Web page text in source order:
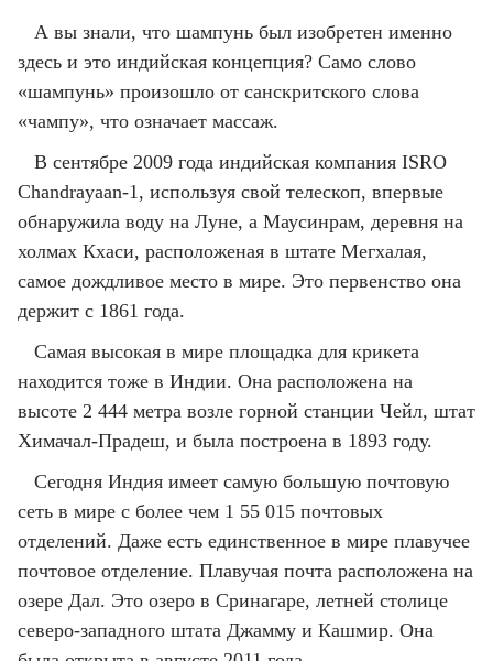
А вы знали, что шампунь был изобретен именно
здесь и это индийская концепция? Само слово
«шампунь» произошло от санскритского слова
«чампу», что означает массаж.
В сентябре 2009 года индийская компания ISRO
Chandrayaan-1, используя свой телескоп, впервые
обнаружила воду на Луне, а Маусинрам, деревня на
холмах Кхаси, расположеная в штате Мегхалая,
самое дождливое место в мире. Это первенство она
держит с 1861 года.
Самая высокая в мире площадка для крикета
находится тоже в Индии. Она расположена на
высоте 2 444 метра возле горной станции Чейл, штат
Химачал-Прадеш, и была построена в 1893 году.
Сегодня Индия имеет самую большую почтовую
сеть в мире с более чем 1 55 015 почтовых
отделений. Даже есть единственное в мире плавучее
почтовое отделение. Плавучая почта расположена на
озере Дал. Это озеро в Сринагаре, летней столице
северо-западного штата Джамму и Кашмир. Она